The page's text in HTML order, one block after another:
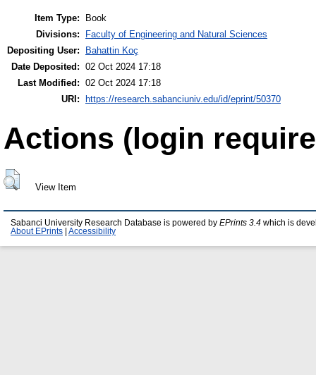
Item Type:
Book
Divisions:
Faculty of Engineering and Natural Sciences
Depositing User:
Bahattin Koç
Date Deposited: 02 Oct 2024 17:18
Last Modified: 02 Oct 2024 17:18
URI: https://research.sabanciuniv.edu/id/eprint/50370
Actions (login
View Item
Sabanci University Research Database is powered by EPrints 3.4 which is
About EPrints
Accessibility